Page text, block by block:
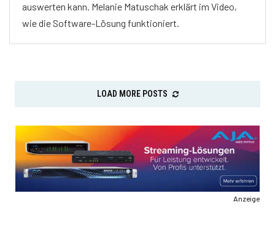
auswerten kann. Melanie Matuschak erklärt im Video,
wie die Software-Lösung funktioniert.
LOAD MORE POSTS
Anzeige